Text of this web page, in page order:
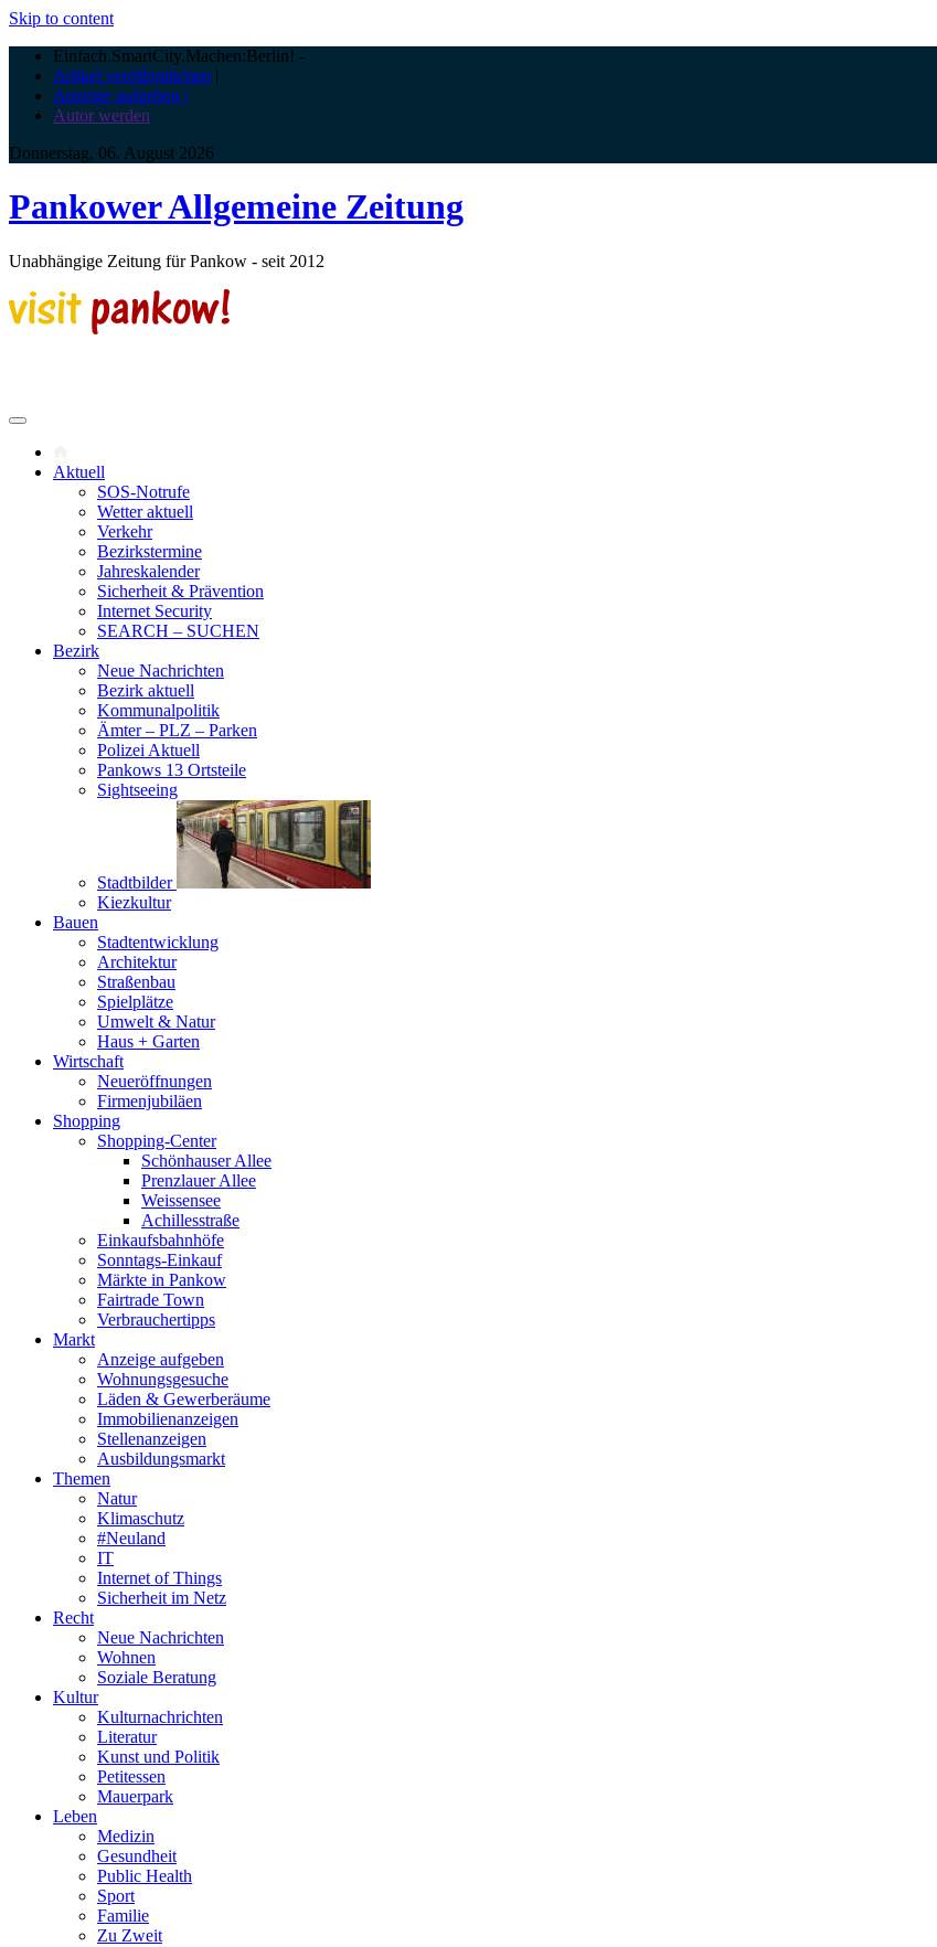
Skip to content
Einfach.SmartCity.Machen:Berlin! -
Artikel veröffentlichen |
Anzeige aufgeben |
Autor werden
Donnerstag, 06. August 2026
Pankower Allgemeine Zeitung
Unabhängige Zeitung für Pankow - seit 2012
Aktuell
SOS-Notrufe
Wetter aktuell
Verkehr
Bezirkstermine
Jahreskalender
Sicherheit & Prävention
Internet Security
SEARCH – SUCHEN
Bezirk
Neue Nachrichten
Bezirk aktuell
Kommunalpolitik
Ämter – PLZ – Parken
Polizei Aktuell
Pankows 13 Ortsteile
Sightseeing
Stadtbilder
Kiezkultur
Bauen
Stadtentwicklung
Architektur
Straßenbau
Spielplätze
Umwelt & Natur
Haus + Garten
Wirtschaft
Neueröffnungen
Firmenjubiläen
Shopping
Shopping-Center
Schönhauser Allee
Prenzlauer Allee
Weissensee
Achillesstraße
Einkaufsbahnhöfe
Sonntags-Einkauf
Märkte in Pankow
Fairtrade Town
Verbrauchertipps
Markt
Anzeige aufgeben
Wohnungsgesuche
Läden & Gewerberäume
Immobilienanzeigen
Stellenanzeigen
Ausbildungsmarkt
Themen
Natur
Klimaschutz
#Neuland
IT
Internet of Things
Sicherheit im Netz
Recht
Neue Nachrichten
Wohnen
Soziale Beratung
Kultur
Kulturnachrichten
Literatur
Kunst und Politik
Petitessen
Mauerpark
Leben
Medizin
Gesundheit
Public Health
Sport
Familie
Zu Zweit